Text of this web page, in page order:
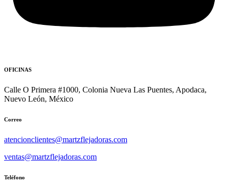
OFICINAS
Calle O Primera #1000, Colonia Nueva Las Puentes, Apodaca,
Nuevo León, México
Correo
atencionclientes@martzflejadoras.com
ventas@martzflejadoras.com
Teléfono